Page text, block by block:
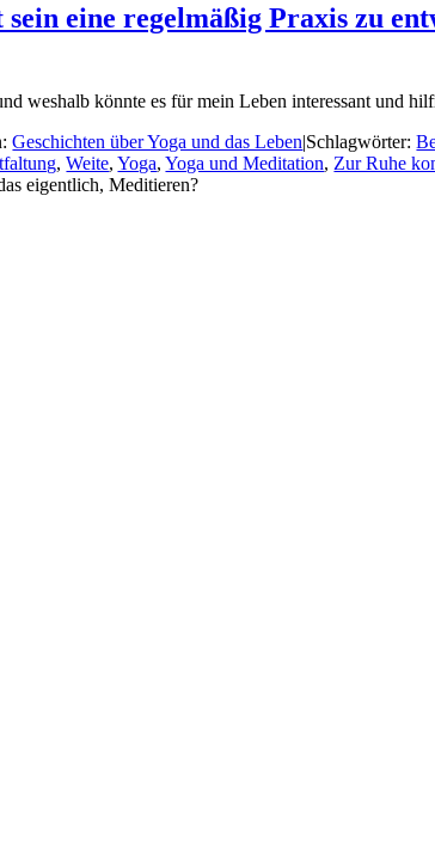
eine regelmäßig Praxis zu
weshalb könnte es für mein Leben interessant und
Geschichten über Yoga und das Leben|Schlagwörter:
,Weite,Yoga,Yoga und Meditation, Zur Ruhe
eigentlich, Meditieren?